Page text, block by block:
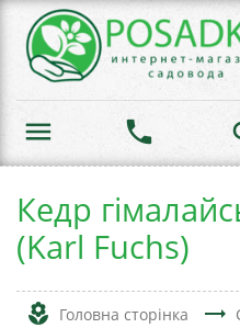
menu phone
Кедр
(Karl Fuchs)
local_florist Головна сторінка trending_flat